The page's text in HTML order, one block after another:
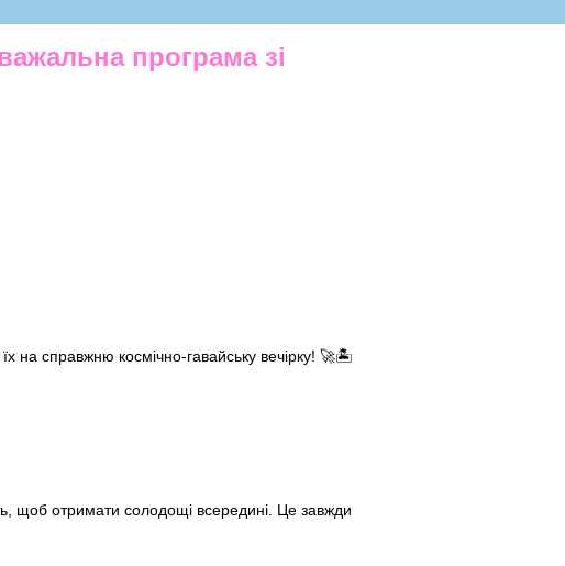
програма зі
їх на справжню космічно-гавайську вечірку! 🚀🏝️
щоб отримати солодощі всередині. Це завжди